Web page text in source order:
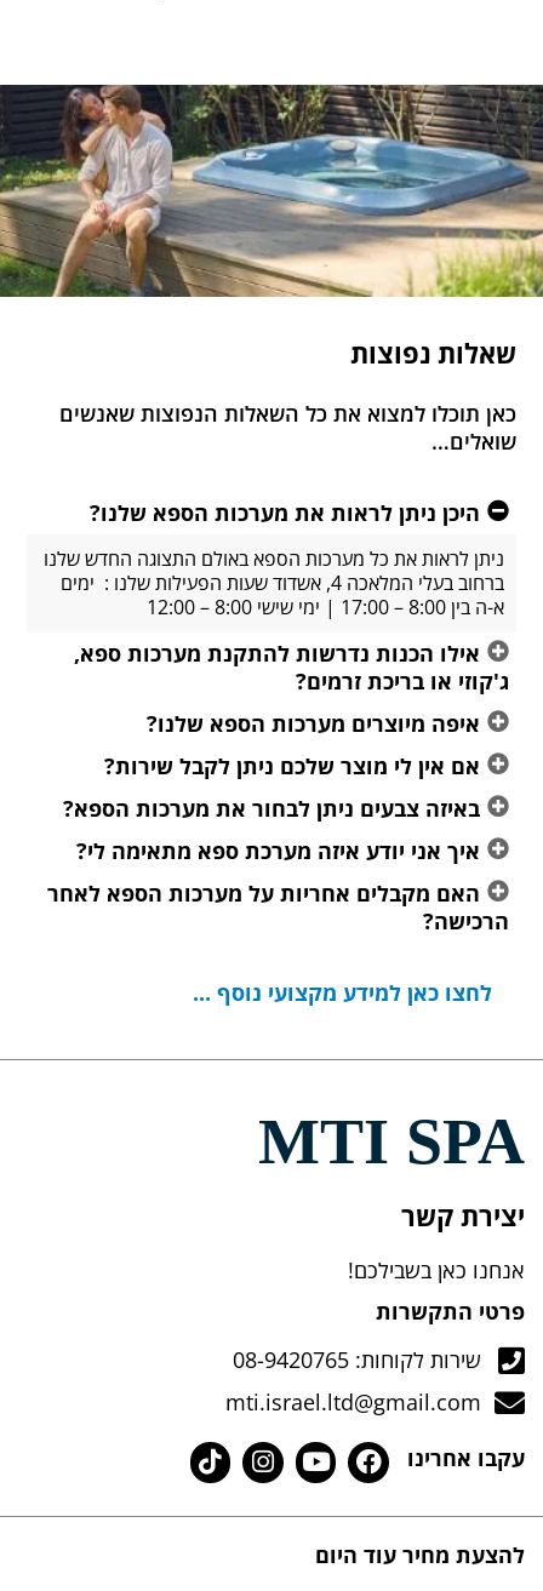
שאלות נפוצות
כאן תוכלו למצוא את כל השאלות הנפוצות שאנשים
שואלים…
היכן ניתן לראות את מערכות הספא שלנו?
ניתן לראות את כל מערכות הספא באולם התצוגה החדש שלנו
ברחוב בעלי המלאכה 4, אשדוד שעות הפעילות שלנו : ימים
א-ה בין 8:00 – 17:00 | ימי שישי 8:00 – 12:00
אילו הכנות נדרשות להתקנת מערכות ספא,
ג'קוזי או בריכת זרמים?
איפה מיוצרים מערכות הספא שלנו?
אם אין לי מוצר שלכם ניתן לקבל שירות?
באיזה צבעים ניתן לבחור את מערכות הספא?
איך אני יודע איזה מערכת ספא מתאימה לי?
האם מקבלים אחריות על מערכות הספא לאחר
הרכישה?
לחצו כאן למידע מקצועי נוסף ...
יצירת קשר
אנחנו כאן בשבילכם!
MTI SPA
פרטי התקשרות
שירות לקוחות: 08-9420765
mti.israel.ltd@gmail.com
עקבו אחרינו
להצעת מחיר עוד היום